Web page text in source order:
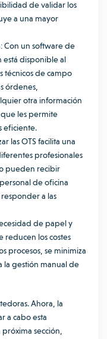
de validar los
a una mayor
: Con un software de
está disponible al
técnicos de campo
órdenes,
otra información
les permite
eficiente.
las OTS facilita una
profesionales
pueden recibir
de oficina
a las
de papel y
reducen los costes
procesos, se minimiza
la gestión manual de
Ahora, la
a cabo esta
sección,